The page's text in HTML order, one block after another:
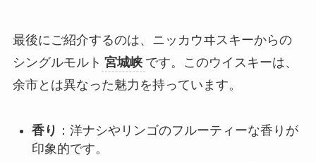
最後にご紹介するのは、ニッカウヰスキーからの
シングルモルト 宮城峡 です。このウイスキーは、
余市とは異なった魅力を持っています。
香り ：洋ナシやリンゴのフルーティーな香りが
印象的です。